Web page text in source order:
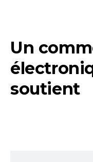
Un
soutient